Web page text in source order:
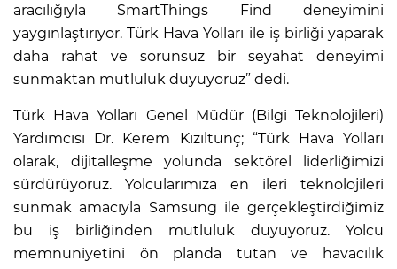
aracılığıyla SmartThings Find deneyimini
yaygınlaştırıyor. Türk Hava Yolları ile iş birliği yaparak
daha rahat ve sorunsuz bir seyahat deneyimi
sunmaktan mutluluk duyuyoruz” dedi.
Türk Hava Yolları Genel Müdür (Bilgi Teknolojileri)
Yardımcısı Dr. Kerem Kızıltunç; “Türk Hava Yolları
olarak, dijitalleşme yolunda sektörel liderliğimizi
sürdürüyoruz. Yolcularımıza en ileri teknolojileri
sunmak amacıyla Samsung ile gerçekleştirdiğimiz
bu iş birliğinden mutluluk duyuyoruz. Yolcu
memnuniyetini ön planda tutan ve havacılık